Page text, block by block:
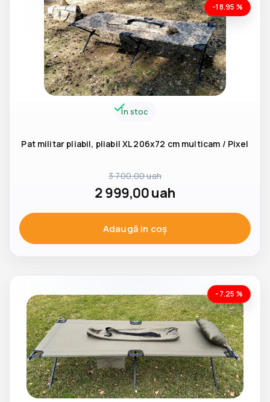
-18.95 %
În stoc
Pat militar pliabil, pliabil XL 206x72 cm multicam / Pixel
3 700,00uah
2 999,00uah
Adaugă in coş
-7.25 %